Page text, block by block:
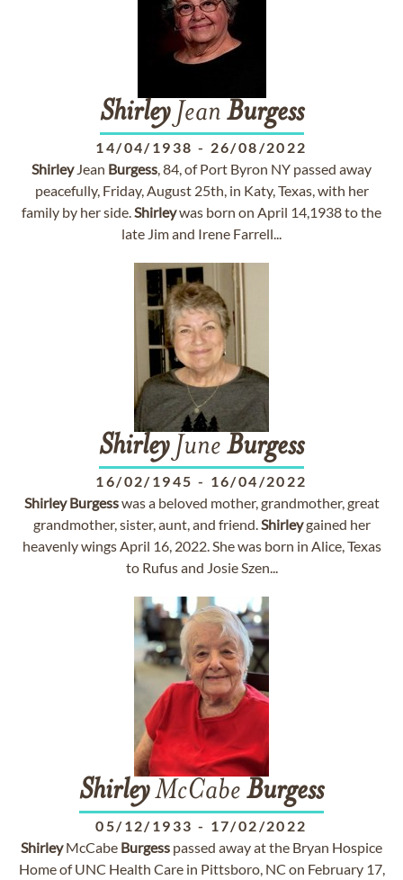
ShirleyJean Burgess
14/04/1938 - 26/08/2022
ShirleyJean Burgess, 84, of Port Byron NY passed away
peacefully, Friday, August 25th, in Katy, Texas, with her
family by her side.Shirleywas born on April 14,1938 to the
late Jim and Irene Farrell...
ShirleyJune Burgess
16/02/1945 - 16/04/2022
Shirley Burgesswas a beloved mother, grandmother, great
grandmother, sister, aunt, and friend.Shirleygained her
heavenly wings April 16, 2022. She was born in Alice, Texas
to Rufus and Josie Szen...
ShirleyMcCabe Burgess
05/12/1933 - 17/02/2022
ShirleyMcCabe Burgess passed away at the Bryan Hospice
Home of UNC Health Care in Pittsboro, NC on February 17,